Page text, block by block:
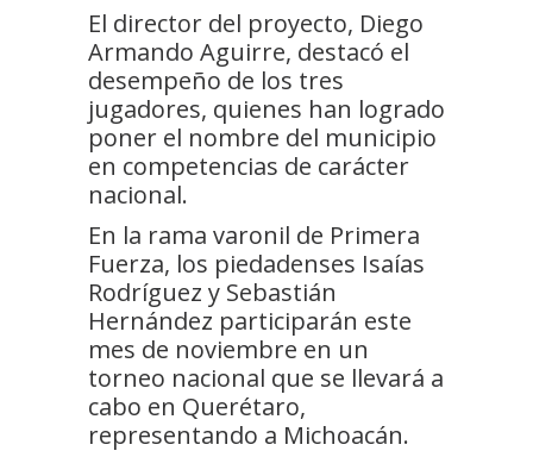
El director del proyecto, Diego
Armando Aguirre, destacó el
desempeño de los tres
jugadores, quienes han logrado
poner el nombre del municipio
en competencias de carácter
nacional.
En la rama varonil de Primera
Fuerza, los piedadenses Isaías
Rodríguez y Sebastián
Hernández participarán este
mes de noviembre en un
torneo nacional que se llevará a
cabo en Querétaro,
representando a Michoacán.